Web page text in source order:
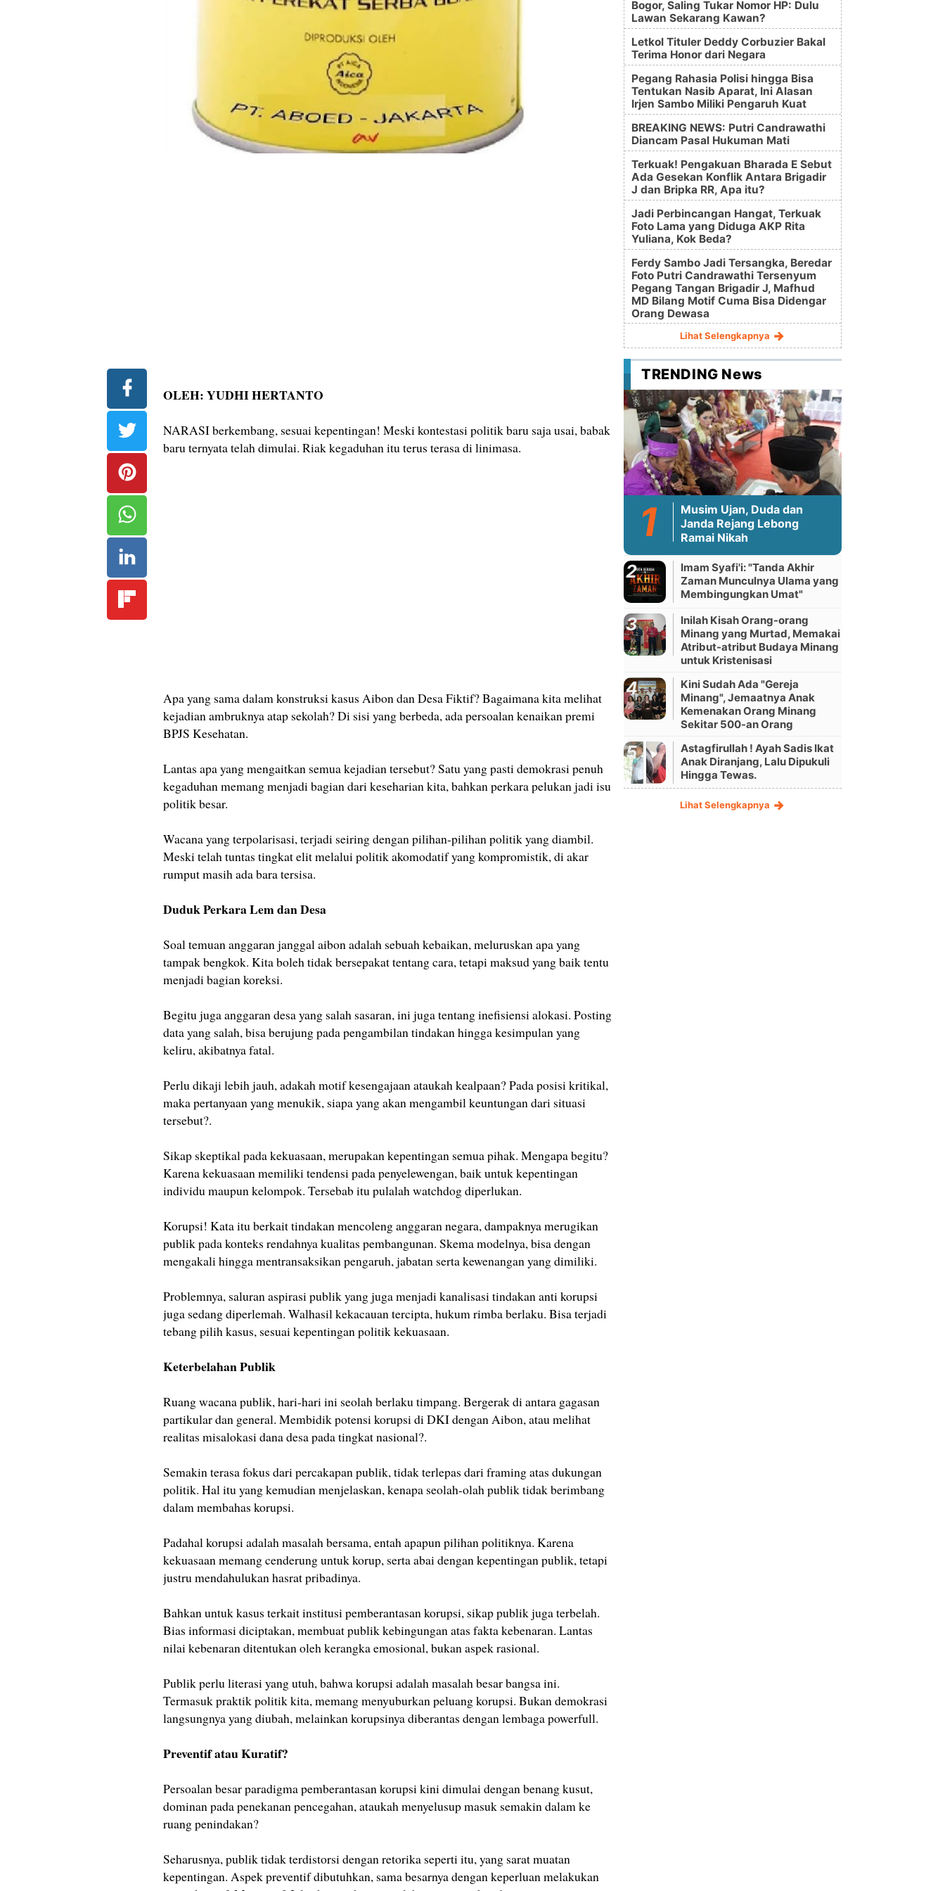
OLEH: YUDHI HERTANTO
NARASI berkembang, sesuai kepentingan! Meski kontestasi politik baru saja usai, babak
baru ternyata telah dimulai. Riak kegaduhan itu terus terasa di linimasa.
Apa yang sama dalam konstruksi kasus Aibon dan Desa Fiktif? Bagaimana kita melihat
kejadian ambruknya atap sekolah? Di sisi yang berbeda, ada persoalan kenaikan premi
BPJS Kesehatan.
Lantas apa yang mengaitkan semua kejadian tersebut? Satu yang pasti demokrasi penuh
kegaduhan memang menjadi bagian dari keseharian kita, bahkan perkara pelukan jadi isu
politik besar.
Wacana yang terpolarisasi, terjadi seiring dengan pilihan-pilihan politik yang diambil.
Meski telah tuntas tingkat elit melalui politik akomodatif yang kompromistik, di akar
rumput masih ada bara tersisa.
Duduk Perkara Lem dan Desa
Soal temuan anggaran janggal aibon adalah sebuah kebaikan, meluruskan apa yang
tampak bengkok. Kita boleh tidak bersepakat tentang cara, tetapi maksud yang baik tentu
menjadi bagian koreksi.
Begitu juga anggaran desa yang salah sasaran, ini juga tentang inefisiensi alokasi. Posting
data yang salah, bisa berujung pada pengambilan tindakan hingga kesimpulan yang
keliru, akibatnya fatal.
Perlu dikaji lebih jauh, adakah motif kesengajaan ataukah kealpaan? Pada posisi kritikal,
maka pertanyaan yang menukik, siapa yang akan mengambil keuntungan dari situasi
tersebut?.
Sikap skeptikal pada kekuasaan, merupakan kepentingan semua pihak. Mengapa begitu?
Karena kekuasaan memiliki tendensi pada penyelewengan, baik untuk kepentingan
individu maupun kelompok. Tersebab itu pulalah watchdog diperlukan.
Korupsi! Kata itu berkait tindakan mencoleng anggaran negara, dampaknya merugikan
publik pada konteks rendahnya kualitas pembangunan. Skema modelnya, bisa dengan
mengakali hingga mentransaksikan pengaruh, jabatan serta kewenangan yang dimiliki.
Problemnya, saluran aspirasi publik yang juga menjadi kanalisasi tindakan anti korupsi
juga sedang diperlemah. Walhasil kekacauan tercipta, hukum rimba berlaku. Bisa terjadi
tebang pilih kasus, sesuai kepentingan politik kekuasaan.
Keterbelahan Publik
Ruang wacana publik, hari-hari ini seolah berlaku timpang. Bergerak di antara gagasan
partikular dan general. Membidik potensi korupsi di DKI dengan Aibon, atau melihat
realitas misalokasi dana desa pada tingkat nasional?.
Semakin terasa fokus dari percakapan publik, tidak terlepas dari framing atas dukungan
politik. Hal itu yang kemudian menjelaskan, kenapa seolah-olah publik tidak berimbang
dalam membahas korupsi.
Padahal korupsi adalah masalah bersama, entah apapun pilihan politiknya. Karena
kekuasaan memang cenderung untuk korup, serta abai dengan kepentingan publik, tetapi
justru mendahulukan hasrat pribadinya.
Bahkan untuk kasus terkait institusi pemberantasan korupsi, sikap publik juga terbelah.
Bias informasi diciptakan, membuat publik kebingungan atas fakta kebenaran. Lantas
nilai kebenaran ditentukan oleh kerangka emosional, bukan aspek rasional.
Publik perlu literasi yang utuh, bahwa korupsi adalah masalah besar bangsa ini.
Termasuk praktik politik kita, memang menyuburkan peluang korupsi. Bukan demokrasi
langsungnya yang diubah, melainkan korupsinya diberantas dengan lembaga powerfull.
Preventif atau Kuratif?
Persoalan besar paradigma pemberantasan korupsi kini dimulai dengan benang kusut,
dominan pada penekanan pencegahan, ataukah menyelusup masuk semakin dalam ke
ruang penindakan?
Seharusnya, publik tidak terdistorsi dengan retorika seperti itu, yang sarat muatan
kepentingan. Aspek preventif dibutuhkan, sama besarnya dengan keperluan melakukan
Bogor, Saling Tukar Nomor HP: Dulu
Lawan Sekarang Kawan?
Letkol Tituler Deddy Corbuzier Bakal
Terima Honor dari Negara
Pegang Rahasia Polisi hingga Bisa
Tentukan Nasib Aparat, Ini Alasan
Irjen Sambo Miliki Pengaruh Kuat
BREAKING NEWS: Putri Candrawathi
Diancam Pasal Hukuman Mati
Terkuak! Pengakuan Bharada E Sebut
Ada Gesekan Konflik Antara Brigadir
J dan Bripka RR, Apa itu?
Jadi Perbincangan Hangat, Terkuak
Foto Lama yang Diduga AKP Rita
Yuliana, Kok Beda?
Ferdy Sambo Jadi Tersangka, Beredar
Foto Putri Candrawathi Tersenyum
Pegang Tangan Brigadir J, Mafhud
MD Bilang Motif Cuma Bisa Didengar
Orang Dewasa
Lihat Selengkapnya
TRENDING News
Musim Ujan, Duda dan
Janda Rejang Lebong
Ramai Nikah
Imam Syafi'i: "Tanda Akhir
Zaman Munculnya Ulama yang
Membingungkan Umat"
Inilah Kisah Orang-orang
Minang yang Murtad, Memakai
Atribut-atribut Budaya Minang
untuk Kristenisasi
Kini Sudah Ada "Gereja
Minang", Jemaatnya Anak
Kemenakan Orang Minang
Sekitar 500-an Orang
Astagfirullah ! Ayah Sadis Ikat
Anak Diranjang, Lalu Dipukuli
Hingga Tewas.
Lihat Selengkapnya